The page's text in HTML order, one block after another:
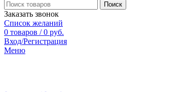
Поиск
Заказать звонок
Список желаний
0 товаров / 0 руб.
Вход/Регистрация
Меню